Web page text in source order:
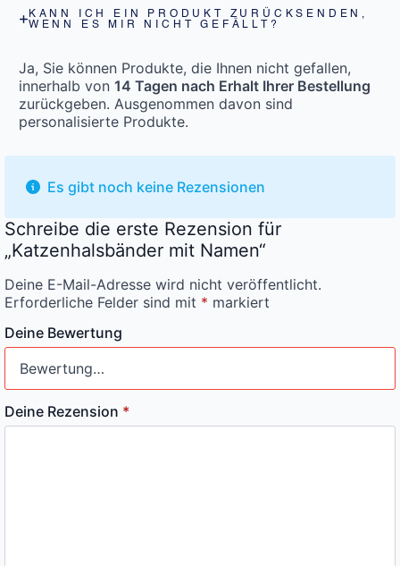
KANN ICH EIN PRODUKT ZURÜCKSENDEN,
WENN ES MIR NICHT GEFÄLLT?
Ja, Sie können Produkte, die Ihnen nicht gefallen,
innerhalb von 14 Tagen nach Erhalt Ihrer Bestellung
zurückgeben. Ausgenommen davon sind
personalisierte Produkte.
Es gibt noch keine Rezensionen
Schreibe die erste Rezension für
„Katzenhalsbänder mit Namen“
Deine E-Mail-Adresse wird nicht veröffentlicht.
Erforderliche Felder sind mit * markiert
Deine Bewertung
Deine Rezension *